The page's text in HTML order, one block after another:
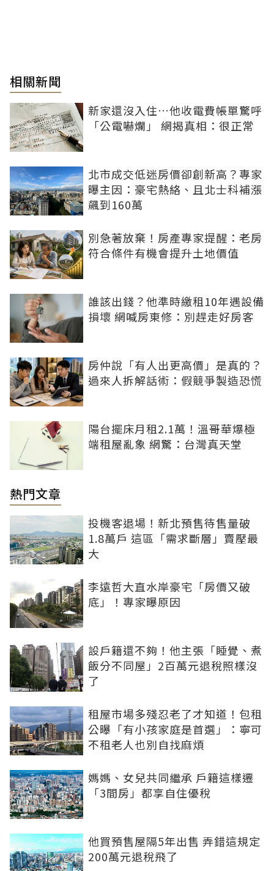
相關新聞
新家還沒入住…他收電費帳單驚呼
「公電嚇爛」 網揭真相：很正常
北市成交低迷房價卻創新高？專家
曝主因：豪宅熱絡、且北士科補漲
飆到160萬
別急著放棄！房產專家提醒：老房
符合條件有機會提升土地價值
誰該出錢？他準時繳租10年遇設備
損壞 網喊房東修：別趕走好房客
房仲說「有人出更高價」是真的？
過來人拆解話術：假競爭製造恐慌
陽台擺床月租2.1萬！溫哥華爆極
端租屋亂象 網驚：台灣真天堂
熱門文章
投機客退場！新北預售待售量破
1.8萬戶 這區「需求斷層」賣壓最
大
李遠哲大直水岸豪宅「房價又破
底」！專家曝原因
設戶籍還不夠！他主張「睡覺、煮
飯分不同屋」2百萬元退稅照樣沒
了
租屋市場多殘忍老了才知道！包租
公曝「有小孩家庭是首選」：寧可
不租老人也別自找麻煩
媽媽、女兒共同繼承 戶籍這樣遷
「3間房」都享自住優稅
他買預售屋隔5年出售 弄錯這規定
200萬元退稅飛了